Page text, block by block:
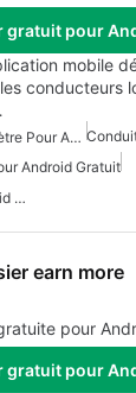
gratuit pour
mobile
conducteurs
Applications De Speedomètre Pour Android
Android Gratuit
Navigation Hors Ligne Pour Android Gratuite
earn more
pour
gratuit pour